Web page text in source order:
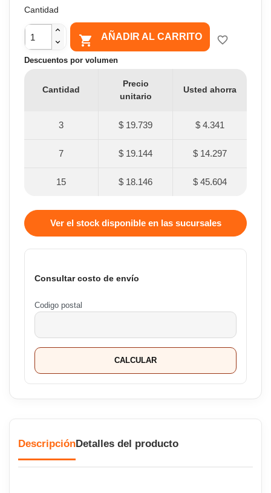
Cantidad
 AÑADIR AL CARRITO favorite_border
Descuentos por volumen
Cantidad
Precio
unitario
Usted ahorra
3 $ 19.739 $ 4.341
7 $ 19.144 $ 14.297
15 $ 18.146 $ 45.604
Ver el stock disponible en las sucursales
Consultar costo de envío
Codigo postal
CALCULAR
DescripciónDetalles del producto